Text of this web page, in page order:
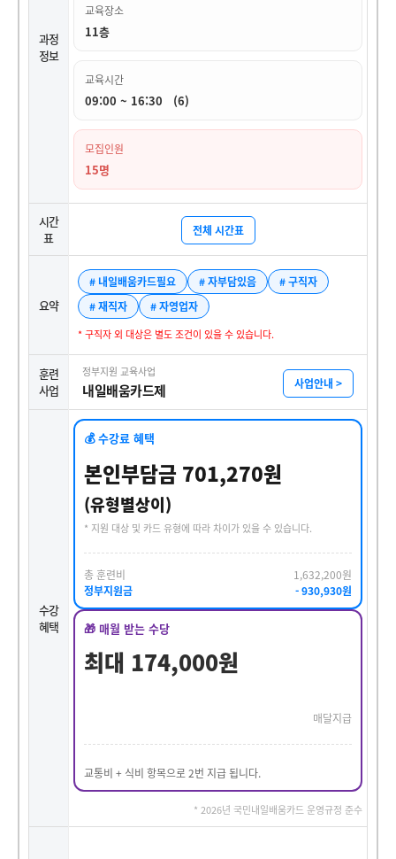
과정
정보
교육장소
11층
교육시간
09:00 ~ 16:30 (6)
모집인원
15명
시간
표
전체 시간표
요약
# 내일배움카드필요 # 자부담있음
# 구직자
# 재직자
# 자영업자
* 구직자 외 대상은 별도 조건이 있을 수 있습니다.
훈련
사업
정부지원 교육사업
내일배움카드제 사업안내 >
수강
혜택
💰 수강료 혜택
본인부담금 701,270원
(유형별상이)
* 지원 대상 및 카드 유형에 따라 차이가 있을 수 있습니다.
총 훈련비
1,632,200원
정부지원금
- 930,930원
🎁 매월 받는 수당
최대 174,000원
매달지급
교통비 + 식비 항목으로 2번 지급 됩니다.
* 2026년 국민내일배움카드 운영규정 준수